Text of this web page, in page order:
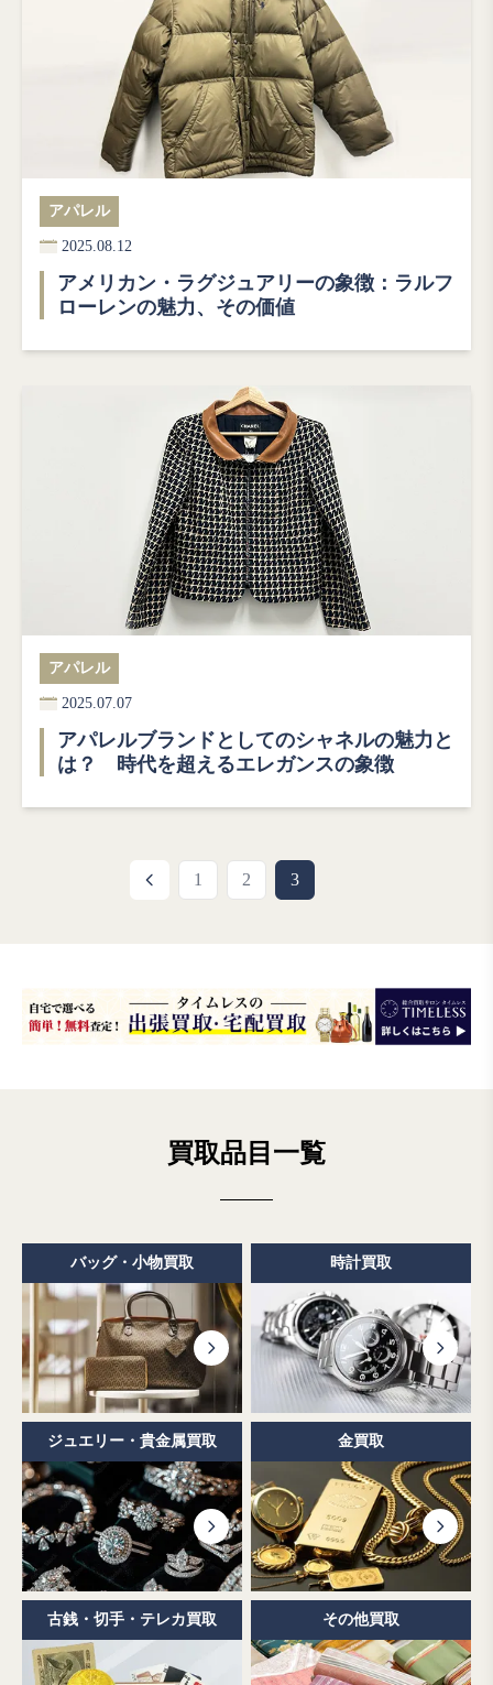
アパレル
2025.08.12
アメリカン・ラグジュアリーの象徴：ラルフ
ローレンの魅力、その価値
アパレル
2025.07.07
アパレルブランドとしてのシャネルの魅力と
は？ 時代を超えるエレガンスの象徴
1 2 3
買取品目一覧
バッグ・小物買取 時計買取
ジュエリー・貴金属買取 金買取
古銭・切手・テレカ買取 その他買取